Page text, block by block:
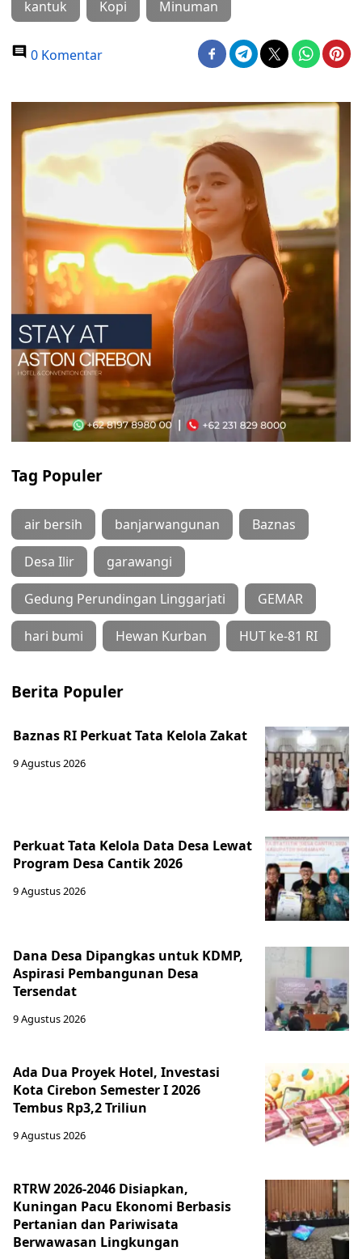
kantuk Kopi Minuman
0 Komentar
Tag Populer
air bersih banjarwangunan Baznas
Desa Ilir garawangi
Gedung Perundingan Linggarjati GEMAR
hari bumi Hewan Kurban HUT ke-81 RI
Berita Populer
Baznas RI Perkuat Tata Kelola Zakat
9 Agustus 2026
Perkuat Tata Kelola Data Desa Lewat
Program Desa Cantik 2026
9 Agustus 2026
Dana Desa Dipangkas untuk KDMP,
Aspirasi Pembangunan Desa
Tersendat
9 Agustus 2026
Ada Dua Proyek Hotel, Investasi
Kota Cirebon Semester I 2026
Tembus Rp3,2 Triliun
9 Agustus 2026
RTRW 2026-2046 Disiapkan,
Kuningan Pacu Ekonomi Berbasis
Pertanian dan Pariwisata
Berwawasan Lingkungan